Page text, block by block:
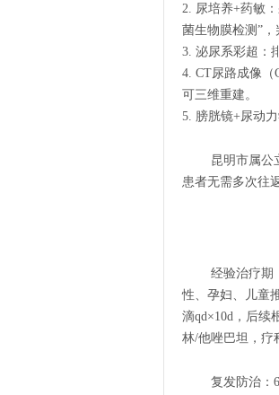
2. 尿培养+药敏
菌生物膜检测”，
3. 泌尿系彩超：
4. CT尿路成像
可三维重建。
5. 膀胱镜+尿动
昆明市属公
患者无需多次往返
经验治疗期
性、孕妇、儿童
滴qd×10d，后续
林/他唑巴坦，疗
复发防治：